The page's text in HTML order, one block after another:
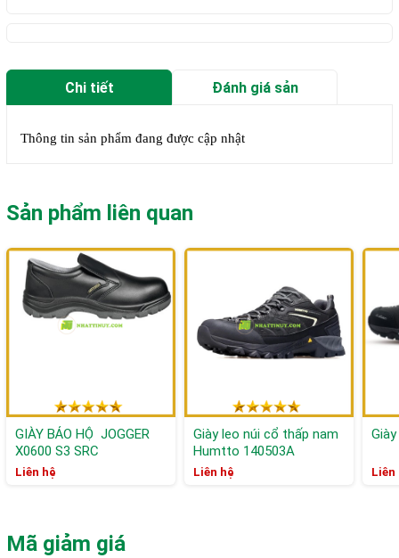
Chi tiết Đánh giá sản
Thông tin sản phẩm đang được cập nhật
Sản phẩm liên quan
GIÀY BẢO HỘ JOGGER
X0600 S3 SRC
Liên hệ
Giày leo núi cổ thấp nam
Humtto 140503A
Liên hệ Liên
Mã giảm giá